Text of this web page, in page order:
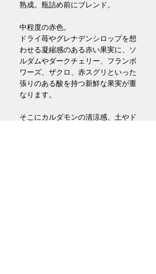
熟成。瓶詰め前にブレンド。
中程度の赤色。
ドライ苺やグレナデンシロップを想
わせる凝縮感のある赤い果実に、ソ
ルダムやダークチェリー、フランボ
ワーズ、ザクロ、赤スグリといった
張りのある酸を持つ新鮮な果実が重
なります。
そこにカルダモンの清涼感、土やド